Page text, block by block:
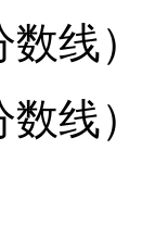
数线）
数线）